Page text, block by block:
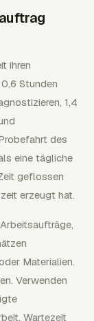
ihren
Stunden
1,4
des
eine tägliche
geflossen
erzeugt hat.
Materialien.
Verwenden
Wartezeit